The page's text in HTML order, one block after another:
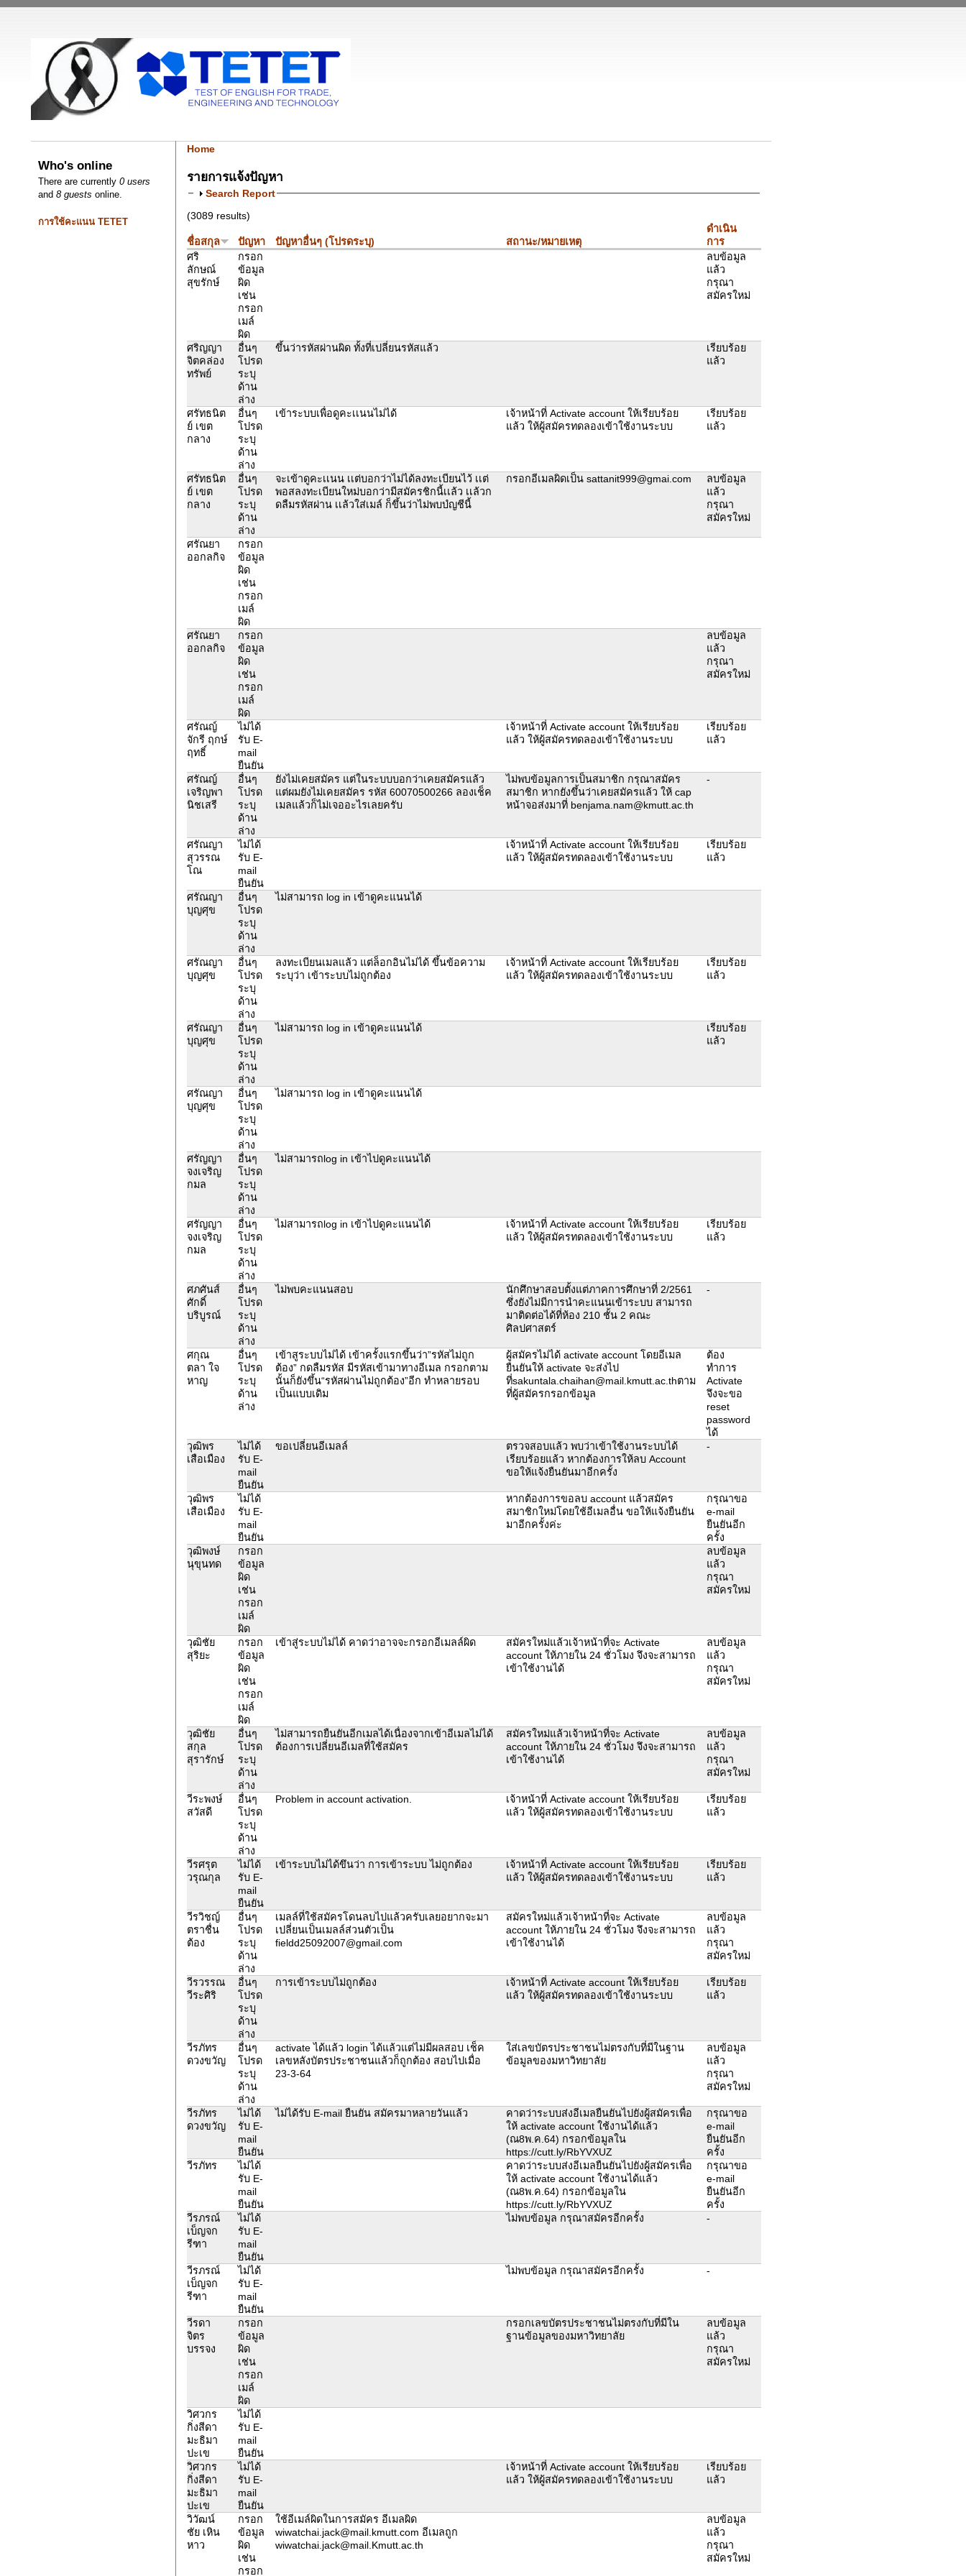
Who's online
There are currently0 users
and8 guests online.
การใช้คะแนน TETET
Home
รายการแจ้งปัญหา
Search Report
(3089 results)
ชื่อสกุล ปัญหา ปัญหาอื่นๆ (โปรดระบุ) สถานะ/หมายเหตุ
ดำเนิน
การ
ศริ
ลักษณ์
สุขรักษ์
กรอก
ข้อมูล
ผิด
เช่น
กรอก
เมล์
ผิด
ลบข้อมูล
แล้ว
กรุณา
สมัครใหม่
ศริญญา
จิตคล่อง
ทรัพย์
อื่นๆ
โปรด
ระบุ
ด้าน
ล่าง
ขึ้นว่ารหัสผ่านผิด ทั้งที่เปลี่ยนรหัสแล้ว
เรียบร้อย
แล้ว
ศรัทธนิต
ย์ เขต
กลาง
อื่นๆ
โปรด
ระบุ
ด้าน
ล่าง
เข้าระบบเพื่อดูคะเเนนไม่ได้
เจ้าหน้าที่ Activate account ให้เรียบร้อย
แล้ว ให้ผู้สมัครทดลองเข้าใช้งานระบบ
เรียบร้อย
แล้ว
ศรัทธนิต
ย์ เขต
กลาง
อื่นๆ
โปรด
ระบุ
ด้าน
ล่าง
จะเข้าดูคะเเนน เเต่บอกว่าไม่ได้ลงทะเบียนไว้ เเต่
พอสลงทะเบียนใหม่บอกว่ามีสมัครชิกนี้เเล้ว เเล้วก
ดลืมรหัสผ่าน เเล้วใส่เมล์ ก็ขึ้นว่าไม่พบบํญชีนี้
กรอกอีเมลผิดเป็น sattanit999@gmai.com
ลบข้อมูล
แล้ว
กรุณา
สมัครใหม่
ศรัณยา
ออกลกิจ
กรอก
ข้อมูล
ผิด
เช่น
กรอก
เมล์
ผิด
ศรัณยา
ออกลกิจ
กรอก
ข้อมูล
ผิด
เช่น
กรอก
เมล์
ผิด
ลบข้อมูล
แล้ว
กรุณา
สมัครใหม่
ศรัณญ์
จักรี ฤกษ์
ฤทธิ์
ไม่ได้
รับ E-
mail
ยืนยัน
เจ้าหน้าที่ Activate account ให้เรียบร้อย
แล้ว ให้ผู้สมัครทดลองเข้าใช้งานระบบ
เรียบร้อย
แล้ว
ศรัณญ์
เจริญพา
นิชเสรี
อื่นๆ
โปรด
ระบุ
ด้าน
ล่าง
ยังไม่เคยสมัคร แต่ในระบบบอกว่าเคยสมัครแล้ว
แต่ผมยังไม่เคยสมัคร รหัส 60070500266 ลองเช็ค
เมลแล้วก็ไม่เจออะไรเลยครับ
ไม่พบข้อมูลการเป็นสมาชิก กรุณาสมัคร
สมาชิก หากยังขึ้นว่าเคยสมัครแล้ว ให้ cap
หน้าจอส่งมาที่ benjama.nam@kmutt.ac.th
-
ศรัณญา
สุวรรณ
โณ
ไม่ได้
รับ E-
mail
ยืนยัน
เจ้าหน้าที่ Activate account ให้เรียบร้อย
แล้ว ให้ผู้สมัครทดลองเข้าใช้งานระบบ
เรียบร้อย
แล้ว
ศรัณญา
บุญศุข
อื่นๆ
โปรด
ระบุ
ด้าน
ล่าง
ไม่สามารถ log in เข้าดูคะแนนได้
ศรัณญา
บุญศุข
อื่นๆ
โปรด
ระบุ
ด้าน
ล่าง
ลงทะเบียนเมลแล้ว แต่ล็อกอินไม่ได้ ขึ้นข้อความ
ระบุว่า เข้าระบบไม่ถูกต้อง
เจ้าหน้าที่ Activate account ให้เรียบร้อย
แล้ว ให้ผู้สมัครทดลองเข้าใช้งานระบบ
เรียบร้อย
แล้ว
ศรัณญา
บุญศุข
อื่นๆ
โปรด
ระบุ
ด้าน
ล่าง
ไม่สามารถ log in เข้าดูคะแนนได้
เรียบร้อย
แล้ว
ศรัณญา
บุญศุข
อื่นๆ
โปรด
ระบุ
ด้าน
ล่าง
ไม่สามารถ log in เข้าดูคะแนนได้
ศรัญญา
จงเจริญ
กมล
อื่นๆ
โปรด
ระบุ
ด้าน
ล่าง
ไม่สามารถlog in เข้าไปดูคะแนนได้
ศรัญญา
จงเจริญ
กมล
อื่นๆ
โปรด
ระบุ
ด้าน
ล่าง
ไม่สามารถlog in เข้าไปดูคะแนนได้
เจ้าหน้าที่ Activate account ให้เรียบร้อย
แล้ว ให้ผู้สมัครทดลองเข้าใช้งานระบบ
เรียบร้อย
แล้ว
ศภศันส์
ศักดิ์
บริบูรณ์
อื่นๆ
โปรด
ระบุ
ด้าน
ล่าง
ไม่พบคะแนนสอบ
นักศึกษาสอบตั้งแต่ภาคการศึกษาที่ 2/2561
ซึ่งยังไม่มีการนำคะแนนเข้าระบบ สามารถ
มาติดต่อได้ที่ห้อง 210 ชั้น 2 คณะ
ศิลปศาสตร์
-
ศกุณ
ตลา ใจ
หาญ
อื่นๆ
โปรด
ระบุ
ด้าน
ล่าง
เข้าสูระบบไม่ได้ เข้าครั้งแรกขึ้นว่า”รหัสไม่ถูก
ต้อง” กดลืมรหัส มีรหัสเข้ามาทางอีเมล กรอกตาม
นั้นก็ยังขึ้น“รหัสผ่านไม่ถูกต้อง”อีก ทำหลายรอบ
เป็นแบบเดิม
ผู้สมัครไม่ได้ activate account โดยอีเมล
ยืนยันให้ activate จะส่งไป
ที่sakuntala.chaihan@mail.kmutt.ac.thตาม
ที่ผู้สมัครกรอกข้อมูล
ต้อง
ทำการ
Activate
จึงจะขอ
reset
password
ได้
วุฒิพร
เสือเมือง
ไม่ได้
รับ E-
mail
ยืนยัน
ขอเปลี่ยนอีเมลล์
ตรวจสอบแล้ว พบว่าเข้าใช้งานระบบได้
เรียบร้อยแล้ว หากต้องการให้ลบ Account
ขอให้แจ้งยืนยันมาอีกครั้ง
-
วุฒิพร
เสือเมือง
ไม่ได้
รับ E-
mail
ยืนยัน
หากต้องการขอลบ account แล้วสมัคร
สมาชิกใหม่โดยใช้อีเมลอื่น ขอให้แจ้งยืนยัน
มาอีกครั้งค่ะ
กรุณาขอ
e-mail
ยืนยันอีก
ครั้ง
วุฒิพงษ์
นุขุนทด
กรอก
ข้อมูล
ผิด
เช่น
กรอก
เมล์
ผิด
ลบข้อมูล
แล้ว
กรุณา
สมัครใหม่
วุฒิชัย
สุริยะ
กรอก
ข้อมูล
ผิด
เช่น
กรอก
เมล์
ผิด
เข้าสู่ระบบไม่ได้ คาดว่าอาจจะกรอกอีเมลล์ผิด
สมัครใหม่แล้วเจ้าหน้าที่จะ Activate
account ให้ภายใน 24 ชั่วโมง จึงจะสามารถ
เข้าใช้งานได้
ลบข้อมูล
แล้ว
กรุณา
สมัครใหม่
วุฒิชัย
สกุล
สุรารักษ์
อื่นๆ
โปรด
ระบุ
ด้าน
ล่าง
ไม่สามารถยืนยันอีกเมลได้เนื่องจากเข้าอีเมลไม่ได้
ต้องการเปลี่ยนอีเมลที่ใช้สมัคร
สมัครใหม่แล้วเจ้าหน้าที่จะ Activate
account ให้ภายใน 24 ชั่วโมง จึงจะสามารถ
เข้าใช้งานได้
ลบข้อมูล
แล้ว
กรุณา
สมัครใหม่
วีระพงษ์
สวัสดี
อื่นๆ
โปรด
ระบุ
ด้าน
ล่าง
Problem in account activation.
เจ้าหน้าที่ Activate account ให้เรียบร้อย
แล้ว ให้ผู้สมัครทดลองเข้าใช้งานระบบ
เรียบร้อย
แล้ว
วีรศรุต
วรุณกุล
ไม่ได้
รับ E-
mail
ยืนยัน
เข้าระบบไม่ได้ขึนว่า การเข้าระบบ ไม่ถูกต้อง
เจ้าหน้าที่ Activate account ให้เรียบร้อย
แล้ว ให้ผู้สมัครทดลองเข้าใช้งานระบบ
เรียบร้อย
แล้ว
วีรวิชญ์
ตราชื่น
ต้อง
อื่นๆ
โปรด
ระบุ
ด้าน
ล่าง
เมลล์ที่ใช้สมัครโดนลบไปแล้วครับเลยอยากจะมา
เปลี่ยนเป็นเมลล์ส่วนตัวเป็น
fieldd25092007@gmail.com
สมัครใหม่แล้วเจ้าหน้าที่จะ Activate
account ให้ภายใน 24 ชั่วโมง จึงจะสามารถ
เข้าใช้งานได้
ลบข้อมูล
แล้ว
กรุณา
สมัครใหม่
วีรวรรณ
วีระศิริ
อื่นๆ
โปรด
ระบุ
ด้าน
ล่าง
การเข้าระบบไม่ถูกต้อง
เจ้าหน้าที่ Activate account ให้เรียบร้อย
แล้ว ให้ผู้สมัครทดลองเข้าใช้งานระบบ
เรียบร้อย
แล้ว
วีรภัทร
ดวงขวัญ
อื่นๆ
โปรด
ระบุ
ด้าน
ล่าง
activate ได้แล้ว login ได้แล้วแต่ไม่มีผลสอบ เช็ค
เลขหลังบัตรประชาชนแล้วก็ถูกต้อง สอบไปเมื่อ
23-3-64
ใส่เลขบัตรประชาชนไม่ตรงกับที่มีในฐาน
ข้อมูลของมหาวิทยาลัย
ลบข้อมูล
แล้ว
กรุณา
สมัครใหม่
วีรภัทร
ดวงขวัญ
ไม่ได้
รับ E-
mail
ยืนยัน
ไม่ได้รับ E-mail ยืนยัน สมัครมาหลายวันแล้ว
คาดว่าระบบส่งอีเมลยืนยันไปยังผู้สมัครเพื่อ
ให้ activate account ใช้งานได้แล้ว
(ณ8พ.ค.64) กรอกข้อมูลใน
https://cutt.ly/RbYVXUZ
กรุณาขอ
e-mail
ยืนยันอีก
ครั้ง
วีรภัทร
ไม่ได้
รับ E-
mail
ยืนยัน
คาดว่าระบบส่งอีเมลยืนยันไปยังผู้สมัครเพื่อ
ให้ activate account ใช้งานได้แล้ว
(ณ8พ.ค.64) กรอกข้อมูลใน
https://cutt.ly/RbYVXUZ
กรุณาขอ
e-mail
ยืนยันอีก
ครั้ง
วีรภรณ์
เบ็ญจก
รีฑา
ไม่ได้
รับ E-
mail
ยืนยัน
ไม่พบข้อมูล กรุณาสมัครอีกครั้ง -
วีรภรณ์
เบ็ญจก
รีฑา
ไม่ได้
รับ E-
mail
ยืนยัน
ไม่พบข้อมูล กรุณาสมัครอีกครั้ง -
วีรดา
จิตร
บรรจง
กรอก
ข้อมูล
ผิด
เช่น
กรอก
เมล์
ผิด
กรอกเลขบัตรประชาชนไม่ตรงกับที่มีใน
ฐานข้อมูลของมหาวิทยาลัย
ลบข้อมูล
แล้ว
กรุณา
สมัครใหม่
วิศวกร
กิ่งสีดา
มะธิมา
ปะเข
ไม่ได้
รับ E-
mail
ยืนยัน
วิศวกร
กิ่งสีดา
มะธิมา
ปะเข
ไม่ได้
รับ E-
mail
ยืนยัน
เจ้าหน้าที่ Activate account ให้เรียบร้อย
แล้ว ให้ผู้สมัครทดลองเข้าใช้งานระบบ
เรียบร้อย
แล้ว
วิวัฒน์
ชัย เหิน
หาว
กรอก
ข้อมูล
ผิด
เช่น
กรอก
ใช้อีเมล์ผิดในการสมัคร อีเมลผิด
wiwatchai.jack@mail.kmutt.com อีเมลถูก
wiwatchai.jack@mail.Kmutt.ac.th
ลบข้อมูล
แล้ว
กรุณา
สมัครใหม่